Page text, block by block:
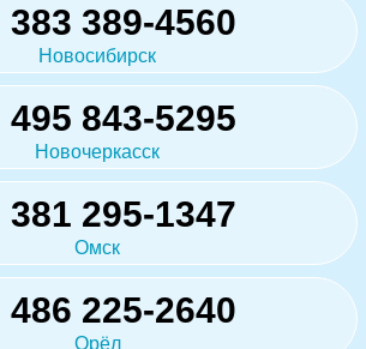
383 389-4560
Новосибирск
495 843-5295
Новочеркасск
381 295-1347
Омск
486 225-2640
Орёл